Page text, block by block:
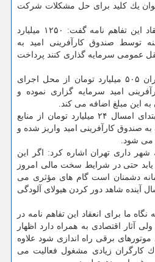
یك كلید برای حل مشكلات شركت
پورسیدآقایی با اشاره به انعقاد این تفاهم نامه گفت: ۱۲۵۰ میلیارد
توسط صندوق كارآفرینی امید به
عمومی سرمایه گذاری كنند پرداخت
وی توضیح داد: شهرداری تهران ۵۰۵ میلیارد تومان از محل اجرای
امید سرمایه گزاری نموده و
وی بیان كرد: در سه ماهه ابتدای امسال ۲۴ میلیارد تومان از منابع
صندوق كارآفرینی امید واریز شده و
می شود.
داری تهران اشاره كرد: اگر این
حتی در شرایط سخت مالی امروز
دشمنان است گام های مؤثری می
آینده شاهد دور كردن هیولای آلودگی
نگاه ما برای انعقاد این تفاهم نامه در
آثار اقتصادی به همراه دارد اظهار
برقی راه اندازی شود علاوه
كارگران زیادی مشغول فعالیت می